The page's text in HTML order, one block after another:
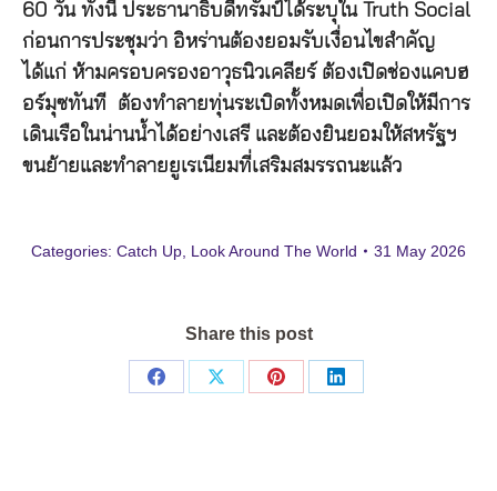
60 วัน ทั้งนี้ ประธานาธิบดีทรัมป์ได้ระบุใน Truth Social
ก่อนการประชุมว่า อิหร่านต้องยอมรับเงื่อนไขสำคัญ
ได้แก่ ห้ามครอบครองอาวุธนิวเคลียร์ ต้องเปิดช่องแคบฮ
อร์มุซทันที ต้องทำลายทุ่นระเบิดทั้งหมดเพื่อเปิดให้มีการ
เดินเรือในน่านน้ำได้อย่างเสรี และต้องยินยอมให้สหรัฐฯ
ขนย้ายและทำลายยูเรเนียมที่เสริมสมรรถนะแล้ว
Categories: Catch Up Look Around The World 31 May 2026
Share this post
Share
Share
Share
Share